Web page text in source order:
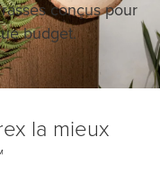
conçus pour
budget.
la mieux